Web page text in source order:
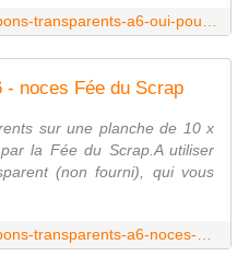
- noces Fée du Scrap
sur une planche de 10 x
la Fée du Scrap.A utiliser
(non fourni), qui vous